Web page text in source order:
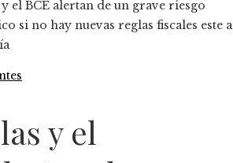
el BCE alertan de un grave riesgo
si no hay nuevas reglas fiscales este
y el